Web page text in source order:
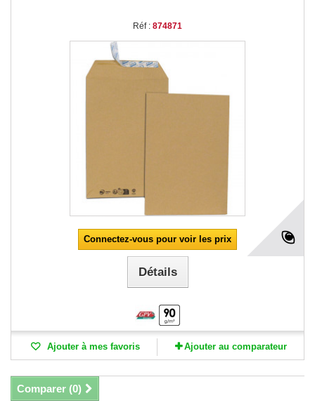
Réf : 874871
Connectez-vous pour voir les prix
Détails
Ajouter à mes favoris Ajouter au comparateur
Comparer (0)